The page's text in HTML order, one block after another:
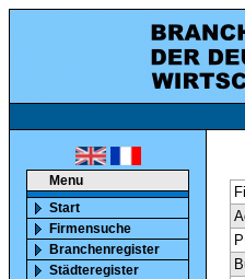
ca. 850000
Menu
Start
Firmensuche
Branchenregister
Städteregister